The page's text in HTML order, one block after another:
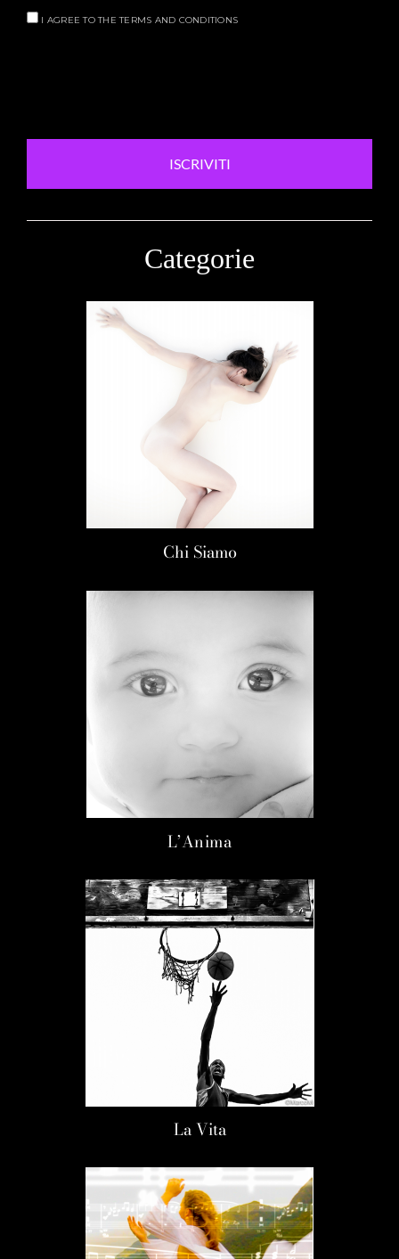
I AGREE TO THE TERMS AND CONDITIONS
ISCRIVITI
Categorie
Chi Siamo
L’Anima
La Vita